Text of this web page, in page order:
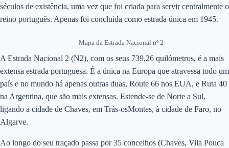
séculos de existência, uma vez que foi criada para servir centralmente o
reino português. Apenas foi concluída como estrada única em 1945.
Mapa da Estrada Nacional nº 2
A Estrada Nacional 2 (N2), com os seus 739,26 quilómetros, é a mais
extensa estrada portuguesa. É a única na Europa que atravessa todo um
país e no mundo há apenas outras duas, Route 66 nos EUA, e Ruta 40
na Argentina, que são mais extensas. Estende-se de Norte a Sul,
ligando a cidade de Chaves, em Trás-osMontes, à cidade de Faro, no
Algarve.
Ao longo do seu traçado passa por 35 concelhos (Chaves, Vila Pouca